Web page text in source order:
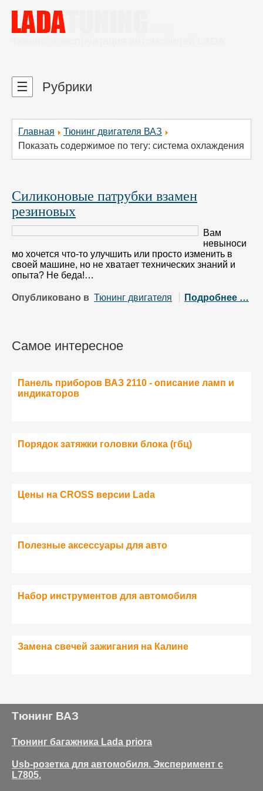
Главная
Тюнинг двигателя ВАЗ
Показать содержимое по тегу: система охлаждения
Силиконовые патрубки взамен
резиновых
Вам
невыноси
мо хочется что-то улучшить или просто изменить в
своей машине, но не хватает технических знаний и
опыта? Не беда!…
Опубликовано в Тюнинг двигателя Подробнее …
Самое интересное
Панель приборов ВАЗ 2110 - описание ламп и
индикаторов
Порядок затяжки головки блока (гбц)
Цены на CROSS версии Lada
Полезные аксессуары для авто
Набор инструментов для автомобиля
Замена свечей зажигания на Калине
☰ Рубрики
Тюнинг ВАЗ
Тюнинг багажника Lada priora
Usb-розетка для автомобиля. Эксперимент с
L7805.